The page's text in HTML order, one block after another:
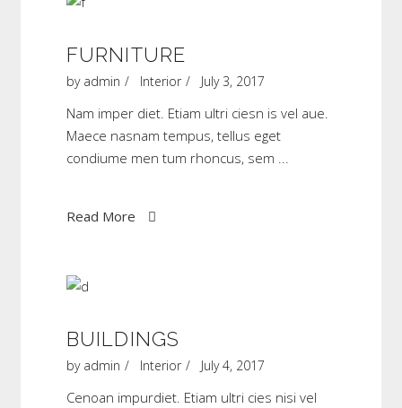
FURNITURE
by admin Interior July 3, 2017
Nam imper diet. Etiam ultri ciesn is vel aue.
Maece nasnam tempus, tellus eget
condiume men tum rhoncus, sem
Read More
BUILDINGS
by admin Interior July 4, 2017
Cenoan impurdiet. Etiam ultri cies nisi vel